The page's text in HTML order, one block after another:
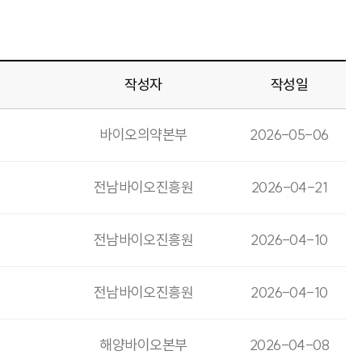
작성자 작성일
바이오의약본부 2026-05-06
전남바이오진흥원 2026-04-21
전남바이오진흥원 2026-04-10
전남바이오진흥원 2026-04-10
해양바이오본부 2026-04-08